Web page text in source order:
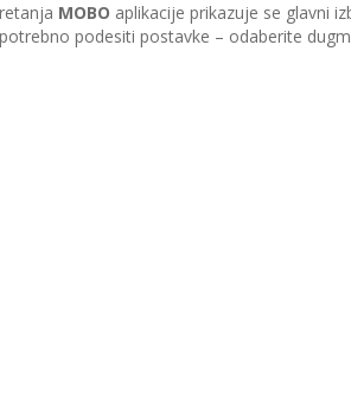
MOBO aplikacije prikazuje se glavni
podesiti postavke – odaberite